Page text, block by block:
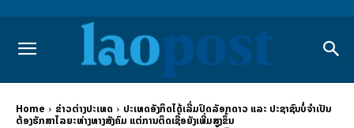
Home ຂ່າວຕ່າງປະເທດ
ປະເທດອັງກິດໄດ້ເລີ່ມປົດລັອກດາວ ແລະ ປະຊາຊົນບໍ່ຈໍາເປັນ
ຕ້ອງຮັກສາໄລຍະຫ່າງທາງສັງຄົມ ແຕ່ການຕິດເຊື້ອຍັງເພີ່ມສູງຂຶ້ນ